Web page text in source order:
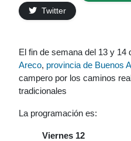
Twitter
El fin de semana del 13 y 14
Areco, provincia de Buenos
campero por los caminos
tradicionales
La programación es:
Viernes 12